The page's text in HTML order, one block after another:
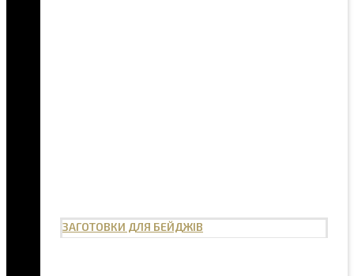
ЗАГОТОВКИ ДЛЯ БЕЙДЖІВ